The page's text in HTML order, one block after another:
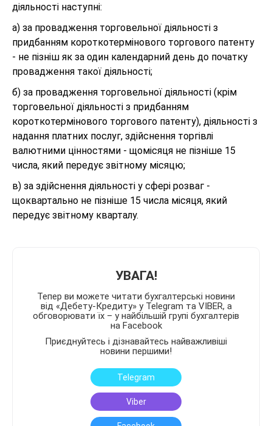
діяльності наступні:
а) за провадження торговельної діяльності з
придбанням короткотермінового торгового патенту
- не пізніш як за один календарний день до початку
провадження такої діяльності;
б) за провадження торговельної діяльності (крім
торговельної діяльності з придбанням
короткотермінового торгового патенту), діяльності з
надання платних послуг, здійснення торгівлі
валютними цінностями - щомісяця не пізніше 15
числа, який передує звітному місяцю;
в) за здійснення діяльності у сфері розваг -
щоквартально не пізніше 15 числа місяця, який
передує звітному кварталу.
УВАГА!
Тепер ви можете читати бухгалтерські новини
від «Дебету-Кредиту» у Telegram та VIBER, а
обговорювати їх – у найбільшій групі бухгалтерів
на Facebook
Приєднуйтесь і дізнавайтесь найважливіші
новини першими!
Telegram
Viber